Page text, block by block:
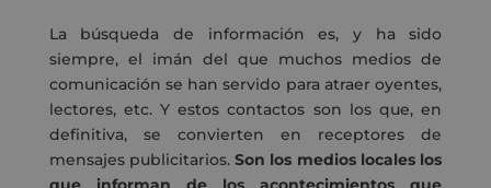
La búsqueda de información es, y ha sido
siempre, el imán del que muchos medios de
comunicación se han servido para atraer oyentes,
lectores, etc. Y estos contactos son los que, en
definitiva, se convierten en receptores de
mensajes publicitarios.Son los medios locales los